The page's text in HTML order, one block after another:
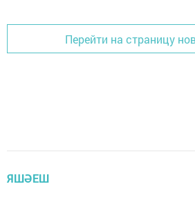
Перейти на страницу
ЯШӘЕШ